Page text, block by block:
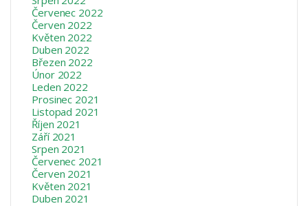
Červenec 2022
Červen 2022
Květen 2022
Duben 2022
Březen 2022
Únor 2022
Leden 2022
Prosinec 2021
Listopad 2021
Říjen 2021
Září 2021
Srpen 2021
Červenec 2021
Červen 2021
Květen 2021
Duben 2021